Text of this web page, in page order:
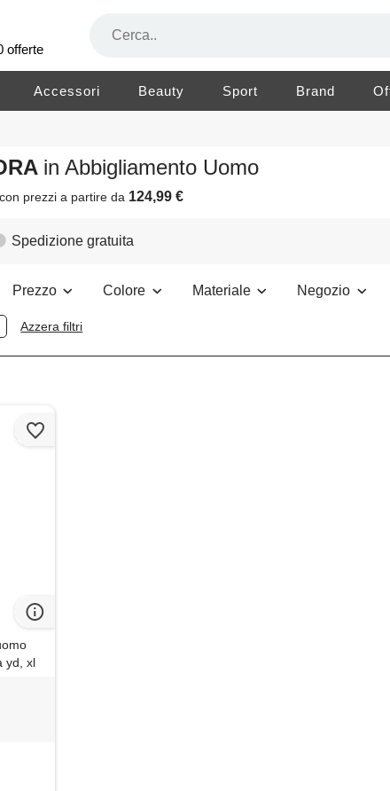
offerte
Accessori Beauty Sport Brand
in Abbigliamento Uomo
con prezzi a partire da 124,99 €
Spedizione gratuita
Prezzo Colore Materiale Negozio
Azzera filtri
yd, xl